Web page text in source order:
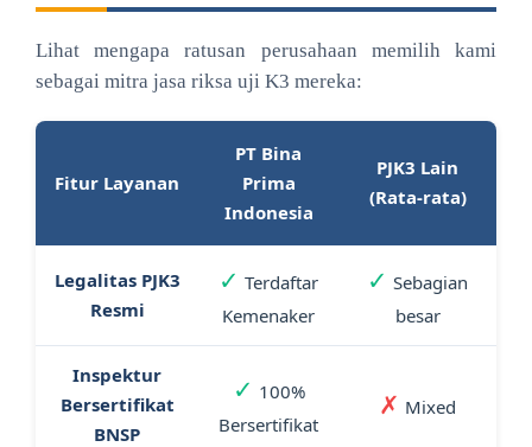
Lihat mengapa ratusan perusahaan memilih kami
sebagai mitra jasa riksa uji K3 mereka:
Fitur Layanan
PT Bina
Prima
Indonesia
PJK3 Lain
(Rata-rata)
Legalitas PJK3
Resmi
✓ Terdaftar
Kemenaker
✓ Sebagian
besar
Inspektur
Bersertifikat
BNSP
✓ 100%
Bersertifikat
✗ Mixed